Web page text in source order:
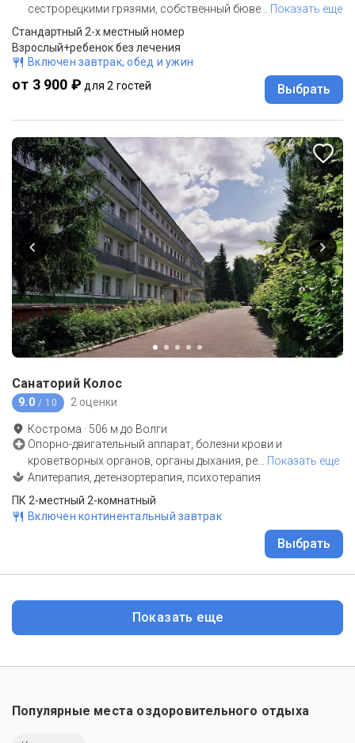
сестрорецкими грязями, собственный бюве
Показать еще
Стандартный 2-х местный номер
Взрослый+ребенок без лечения
Включен завтрак, обед и ужин
от 3 900 ₽ для 2 гостей Выбрать
Санаторий Колос
9.0 / 10 2 оценки
Кострома · 506 м до Волги
Опорно-двигательный аппарат, болезни крови и
кроветворных органов, органы дыхания, ре
Показать еще
Апитерапия, детензортерапия, психотерапия
ПК 2-местный 2-комнатный
Включен континентальный завтрак
Выбрать
Показать еще
Популярные места оздоровительного отдыха